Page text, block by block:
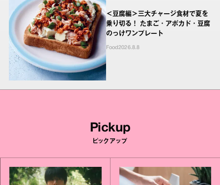
＜豆腐編＞三大チャージ食材で夏を
乗り切る！ たまご・アボカド・豆腐
のっけワンプレート
Food2026.8.8
Pickup
ピックアップ